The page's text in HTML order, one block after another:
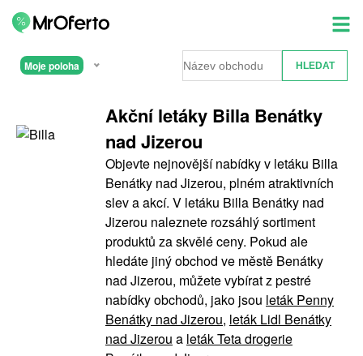
Moje poloha
Akční letáky Billa Benátky
nad Jizerou
Objevte nejnovější nabídky v letáku Billa
Benátky nad Jizerou, plném atraktivních
slev a akcí. V letáku Billa Benátky nad
Jizerou naleznete rozsáhlý sortiment
produktů za skvělé ceny. Pokud ale
hledáte jiný obchod ve městě Benátky
nad Jizerou, můžete vybírat z pestré
nabídky obchodů, jako jsou leták Penny
Benátky nad Jizerou, leták Lidl Benátky
nad Jizerou a leták Teta drogerie